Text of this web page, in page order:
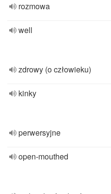
rozmowa
well
zdrowy (o człowieku)
kinky
perwersyjne
open-mouthed